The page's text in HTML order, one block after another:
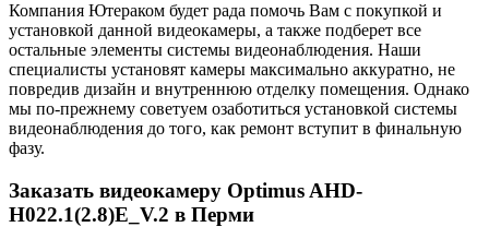
Компания Ютераком будет рада помочь Вам с покупкой и
установкой данной видеокамеры, а также подберет все
остальные элементы системы видеонаблюдения. Наши
специалисты установят камеры максимально аккуратно, не
повредив дизайн и внутреннюю отделку помещения. Однако
мы по-прежнему советуем озаботиться установкой системы
видеонаблюдения до того, как ремонт вступит в финальную
фазу.
Заказать видеокамеру Optimus AHD-
H022.1(2.8)E_V.2 в Перми